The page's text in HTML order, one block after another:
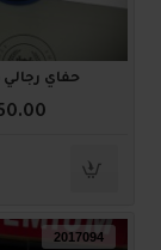
حفاي رجالي 2017096
2017094